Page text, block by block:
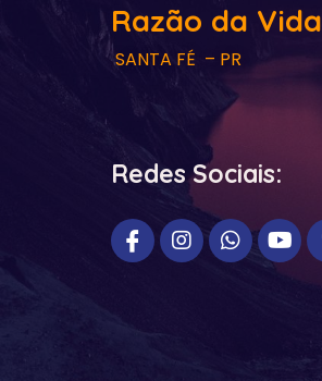
Razão da Vida
SANTA FÉ – PR
Redes Sociais: